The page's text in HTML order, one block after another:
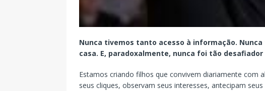
Nunca tivemos tanto acesso à informação.
casa. E, paradoxalmente, nunca foi tão desafiador
Estamos criando filhos que convivem diariamente com
seus cliques, observam seus interesses, antecipam